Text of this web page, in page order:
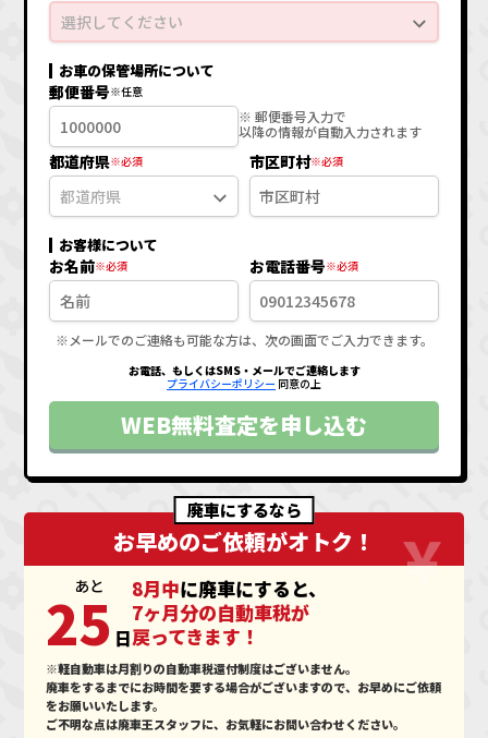
選択してください
お車の保管場所について
郵便番号
※ 郵便番号入力で
以降の情報が自動入力されます
都道府県 市区町村
お客様について
お名前 お電話番号
※メールでのご連絡も可能な方は、次の画面でご入力できます。
お電話、もしくはSMS・メールでご連絡します
プライバシーポリシー 同意の上
WEB無料査定を申し込む
廃車にするなら
お早めのご依頼がオトク！
あと
25 日
8月中に廃車にすると、
7ヶ月分の自動車税が
戻ってきます！
※軽自動車は月割りの自動車税還付制度はございません。
廃車をするまでにお時間を要する場合がございますので、お早めにご依頼
をお願いいたします。
ご不明な点は廃車王スタッフに、お気軽にお問い合わせください。